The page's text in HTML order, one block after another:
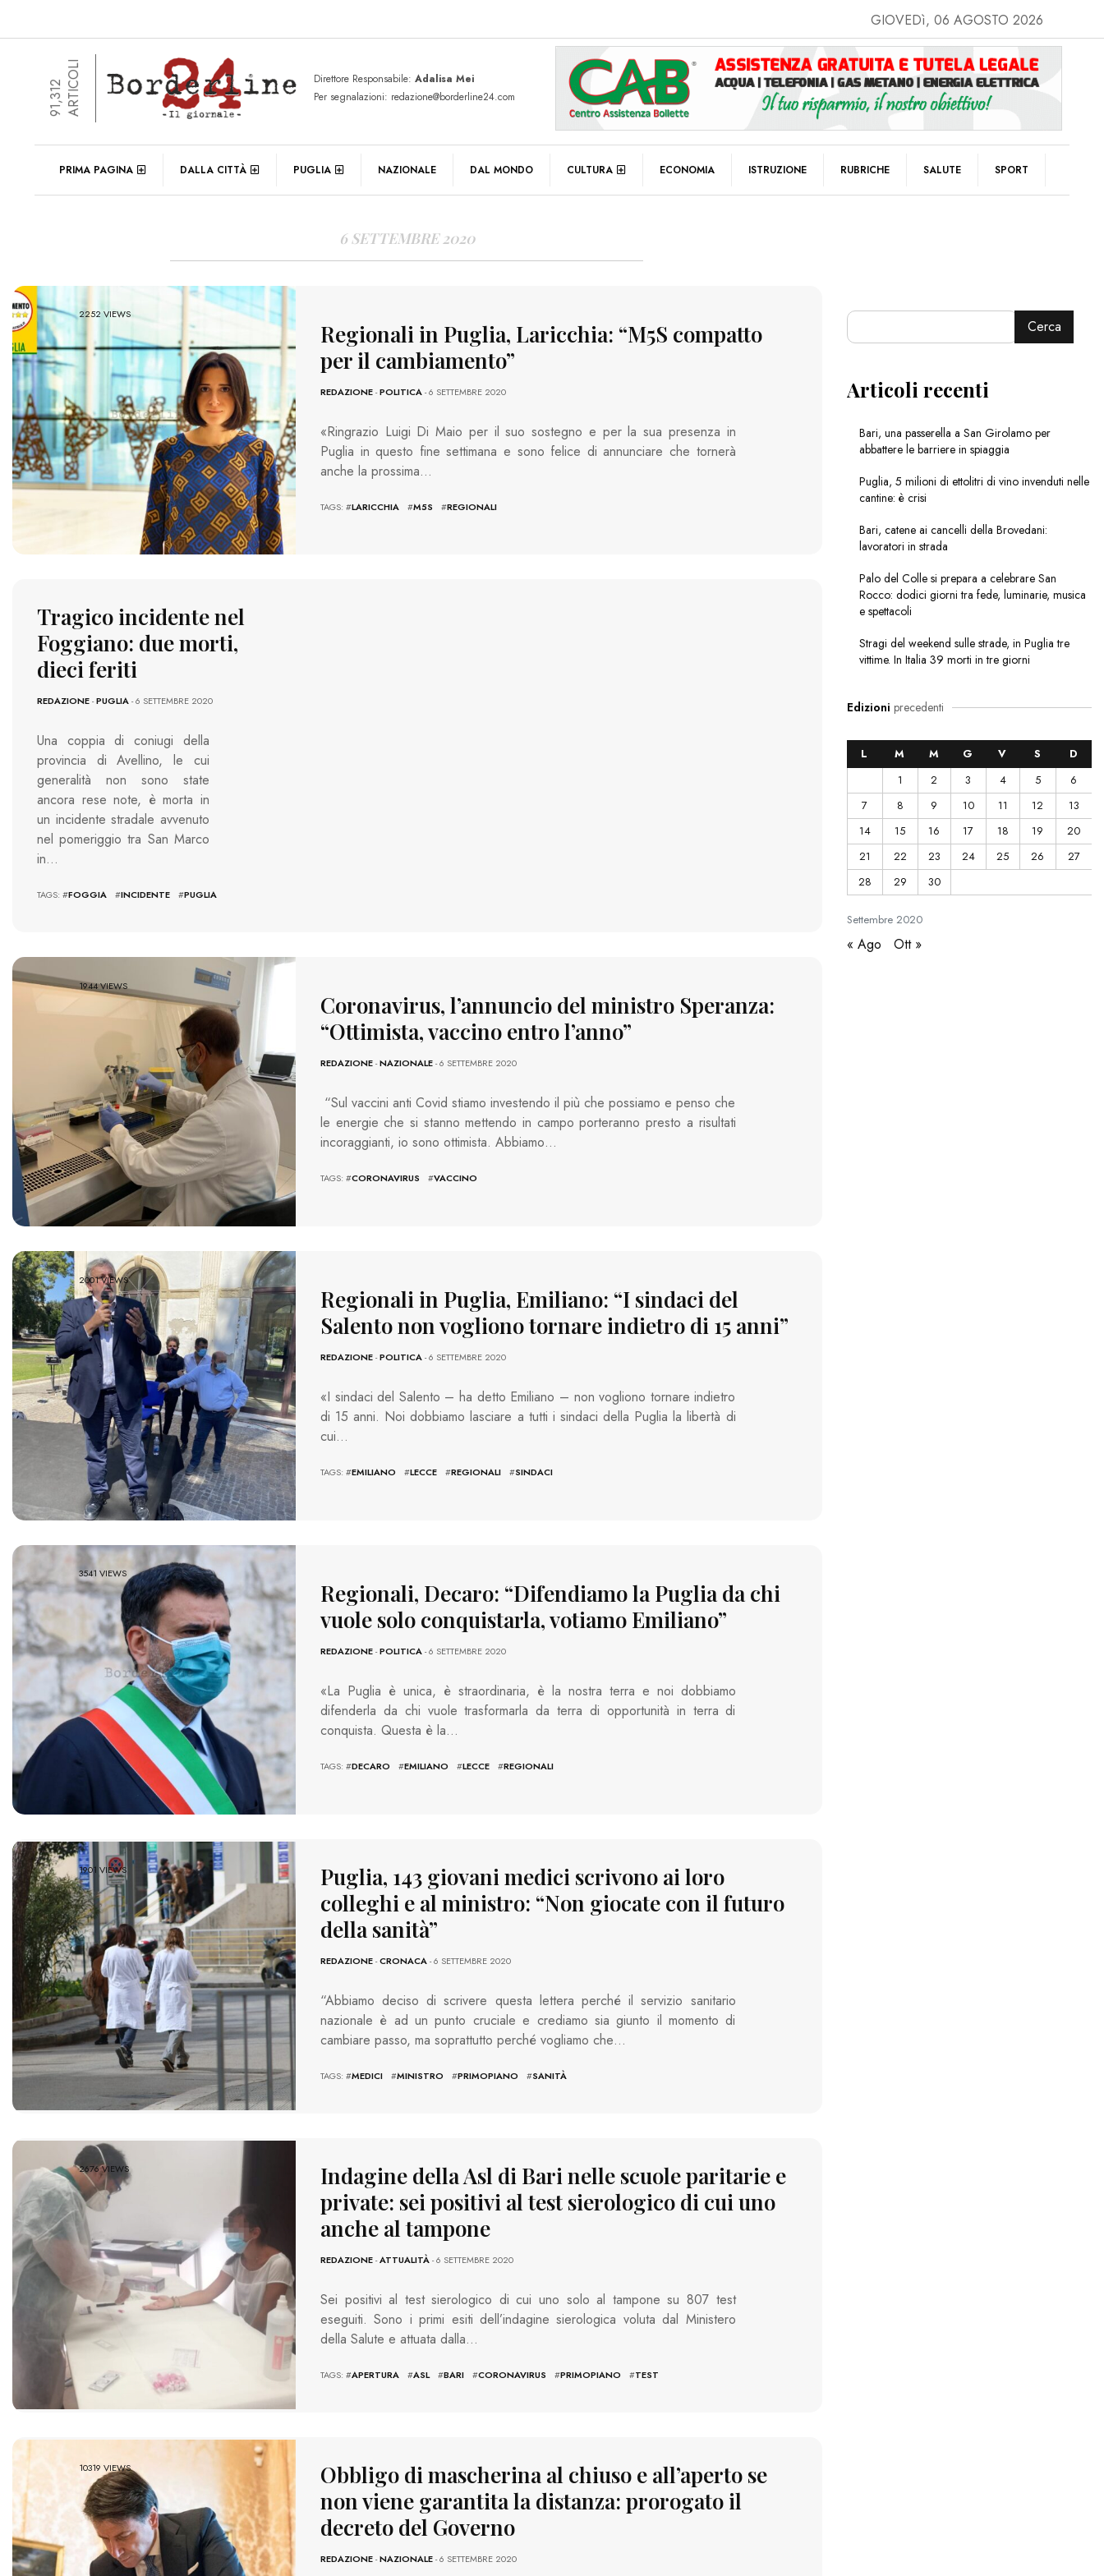
GIOVEDì, 06 AGOSTO 2026
91,312ARTICOLI Direttore Responsabile: Adalisa Mei
Per segnalazioni: redazione@borderline24.com
PRIMA PAGINA DALLA CITTÀ PUGLIA NAZIONALE DAL MONDO CULTURA ECONOMIA ISTRUZIONE RUBRICHE SALUTE SPORT
DAILY ARCHIVES
6 SETTEMBRE 2020
2252 VIEWS
Regionali in Puglia, Laricchia: “M5S compatto
per il cambiamento”
REDAZIONE-POLITICA- 6 SETTEMBRE 2020
«Ringrazio Luigi Di Maio per il suo sostegno e per la sua presenza in
Puglia in questo fine settimana e sono felice di annunciare che tornerà
anche la prossima…
TAGS: #LARICCHIA #M5S #REGIONALI
Tragico incidente nel
Foggiano: due morti,
dieci feriti
REDAZIONE-PUGLIA- 6 SETTEMBRE 2020
Una coppia di coniugi della
provincia di Avellino, le cui
generalità non sono state
ancora rese note, è morta in
un incidente stradale avvenuto
nel pomeriggio tra San Marco
in…
TAGS: #FOGGIA #INCIDENTE #PUGLIA
1944 VIEWS
Coronavirus, l’annuncio del ministro Speranza:
“Ottimista, vaccino entro l’anno”
REDAZIONE-NAZIONALE- 6 SETTEMBRE 2020
“Sul vaccini anti Covid stiamo investendo il più che possiamo e penso che
le energie che si stanno mettendo in campo porteranno presto a risultati
incoraggianti, io sono ottimista. Abbiamo…
TAGS: #CORONAVIRUS #VACCINO
2001 VIEWS
Regionali in Puglia, Emiliano: “I sindaci del
Salento non vogliono tornare indietro di 15 anni”
REDAZIONE-POLITICA- 6 SETTEMBRE 2020
«I sindaci del Salento – ha detto Emiliano – non vogliono tornare indietro
di 15 anni. Noi dobbiamo lasciare a tutti i sindaci della Puglia la libertà di
cui…
TAGS: #EMILIANO #LECCE #REGIONALI #SINDACI
3541 VIEWS
Regionali, Decaro: “Difendiamo la Puglia da chi
vuole solo conquistarla, votiamo Emiliano”
REDAZIONE-POLITICA- 6 SETTEMBRE 2020
«La Puglia è unica, è straordinaria, è la nostra terra e noi dobbiamo
difenderla da chi vuole trasformarla da terra di opportunità in terra di
conquista. Questa è la…
TAGS: #DECARO #EMILIANO #LECCE #REGIONALI
1901 VIEWS
Puglia, 143 giovani medici scrivono ai loro
colleghi e al ministro: “Non giocate con il futuro
della sanità”
REDAZIONE-CRONACA- 6 SETTEMBRE 2020
“Abbiamo deciso di scrivere questa lettera perché il servizio sanitario
nazionale è ad un punto cruciale e crediamo sia giunto il momento di
cambiare passo, ma soprattutto perché vogliamo che…
TAGS: #MEDICI #MINISTRO #PRIMOPIANO #SANITÀ
2676 VIEWS
Indagine della Asl di Bari nelle scuole paritarie e
private: sei positivi al test sierologico di cui uno
anche al tampone
REDAZIONE-ATTUALITÀ- 6 SETTEMBRE 2020
Sei positivi al test sierologico di cui uno solo al tampone su 807 test
eseguiti. Sono i primi esiti dell’indagine sierologica voluta dal Ministero
della Salute e attuata dalla…
TAGS: #APERTURA #ASL #BARI #CORONAVIRUS #PRIMOPIANO #TEST
10319 VIEWS
Obbligo di mascherina al chiuso e all’aperto se
non viene garantita la distanza: prorogato il
decreto del Governo
REDAZIONE-NAZIONALE- 6 SETTEMBRE 2020
Cerca
Articoli recenti
Bari, una passerella a San Girolamo per
abbattere le barriere in spiaggia
Puglia, 5 milioni di ettolitri di vino invenduti nelle
cantine: è crisi
Bari, catene ai cancelli della Brovedani:
lavoratori in strada
Palo del Colle si prepara a celebrare San
Rocco: dodici giorni tra fede, luminarie, musica
e spettacoli
Stragi del weekend sulle strade, in Puglia tre
vittime. In Italia 39 morti in tre giorni
Edizioni precedenti
Settembre2020
L M M G V S
D
1
2 3 4 5
6
7
8 9 10 11 12
13
14
15 16 17 18 19
20
21
22 23 24 25 26
27
28
29 30
« Ago Ott »